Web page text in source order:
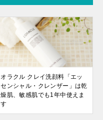
オラクル クレイ洗顔料「エッ
センシャル・クレンザー」は乾
燥肌、敏感肌でも1年中使えま
す